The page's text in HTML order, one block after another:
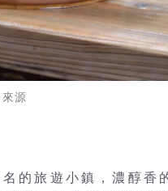
源
的旅遊小鎮，濃醇香